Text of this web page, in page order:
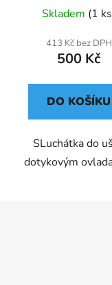
Skladem (1
413 Kč bez DPH
500 Kč
DO KOŠÍKU
SLuchátka do
dotykovým